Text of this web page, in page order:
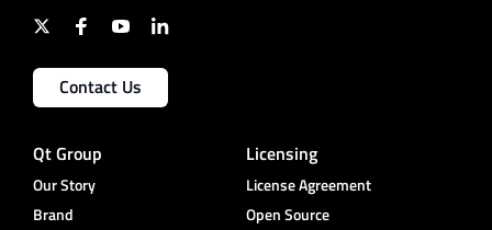
Contact Us
Qt Group
Our Story
Brand
Licensing
License Agreement
Open Source